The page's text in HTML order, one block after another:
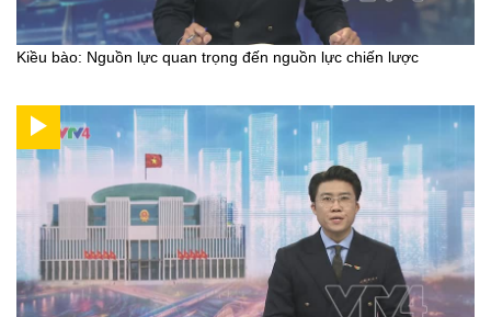
Kiều bào: Nguồn lực quan trọng đến nguồn lực chiến lược